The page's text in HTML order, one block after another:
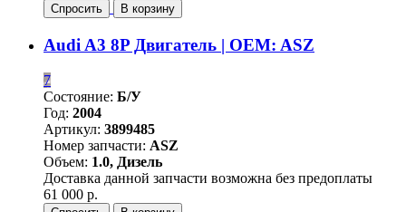
Спросить В корзину
Audi A3 8P Двигатель | OEM: ASZ
7
Состояние: Б/У
Год: 2004
Артикул: 3899485
Номер запчасти: ASZ
Объем: 1.0, Дизель
Доставка данной запчасти возможна без предоплаты
61 000 р.